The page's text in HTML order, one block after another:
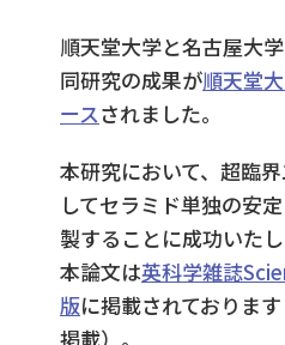
順天堂大学と名古屋大
同研究の成果が順天堂
ースされました。
本研究において、超臨
してセラミド単独の安
製することに成功いたし
本論文は英科学雑誌
版に掲載されておりま
掲載）。